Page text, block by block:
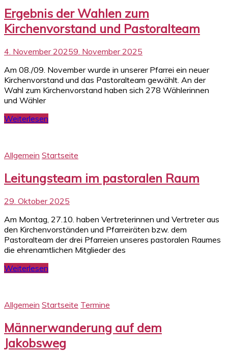
Ergebnis der Wahlen zum
Kirchenvorstand und Pastoralteam
4. November 20259. November 2025
Am 08./09. November wurde in unserer Pfarrei ein neuer
Kirchenvorstand und das Pastoralteam gewählt. An der
Wahl zum Kirchenvorstand haben sich 278 Wählerinnen
und Wähler
Weiterlesen
Allgemein Startseite
Leitungsteam im pastoralen Raum
29. Oktober 2025
Am Montag, 27.10. haben Vertreterinnen und Vertreter aus
den Kirchenvorständen und Pfarreiräten bzw. dem
Pastoralteam der drei Pfarreien unseres pastoralen Raumes
die ehrenamtlichen Mitglieder des
Weiterlesen
Allgemein Startseite Termine
Männerwanderung auf dem
Jakobsweg